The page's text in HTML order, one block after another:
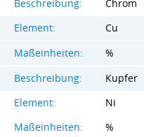
Beschreibung:
Chrom
Element:
Cu
Maßeinheiten:
%
Beschreibung:
Kupfer
Element:
Ni
Maßeinheiten:
%